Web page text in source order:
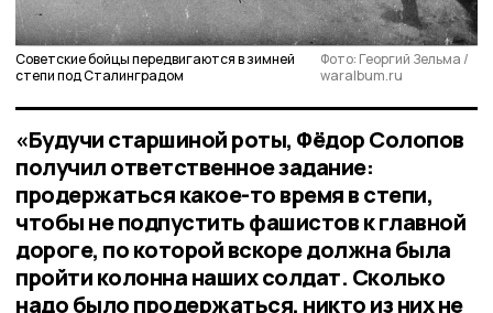
Советские бойцы передвигаются в зимней
степи под Сталинградом
Фото: Георгий Зельма /
waralbum.ru
«Будучи старшиной роты, Фёдор Солопов
получил ответственное задание:
продержаться какое-то время в степи,
чтобы не подпустить фашистов к главной
дороге, по которой вскоре должна была
пройти колонна наших солдат. Сколько
надо было продержаться, никто из них не